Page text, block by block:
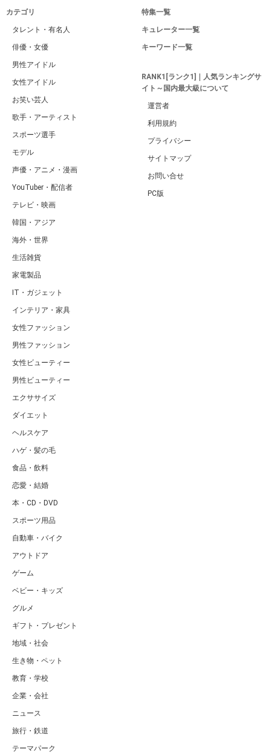
カテゴリ
タレント・有名人
俳優・女優
男性アイドル
女性アイドル
お笑い芸人
歌手・アーティスト
スポーツ選手
モデル
声優・アニメ・漫画
YouTuber・配信者
テレビ・映画
韓国・アジア
海外・世界
生活雑貨
家電製品
IT・ガジェット
インテリア・家具
女性ファッション
男性ファッション
女性ビューティー
男性ビューティー
エクササイズ
ダイエット
ヘルスケア
ハゲ・髪の毛
食品・飲料
恋愛・結婚
本・CD・DVD
スポーツ用品
自動車・バイク
アウトドア
ゲーム
ベビー・キッズ
グルメ
ギフト・プレゼント
地域・社会
生き物・ペット
教育・学校
企業・会社
ニュース
旅行・鉄道
テーマパーク
特集一覧
キュレーター一覧
キーワード一覧
RANK1[ランク1]｜人気ランキングサ
イト～国内最大級について
運営者
利用規約
プライバシー
サイトマップ
お問い合せ
PC版